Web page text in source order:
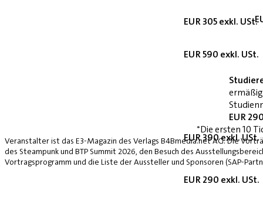
EUR 305 exkl. USt.
EUR 590 exkl. USt.
EUR 390 exkl. USt.
EUR 290 exkl. USt.
EUR
*Die ersten 10
Veranstalter ist das E3-Magazin des Verlags B4Bmedia.net AG. Die
des Steampunk und BTP Summit 2026, den Besuch des
Vortragsprogramm und die Liste der Aussteller und Sponsoren (SAP-